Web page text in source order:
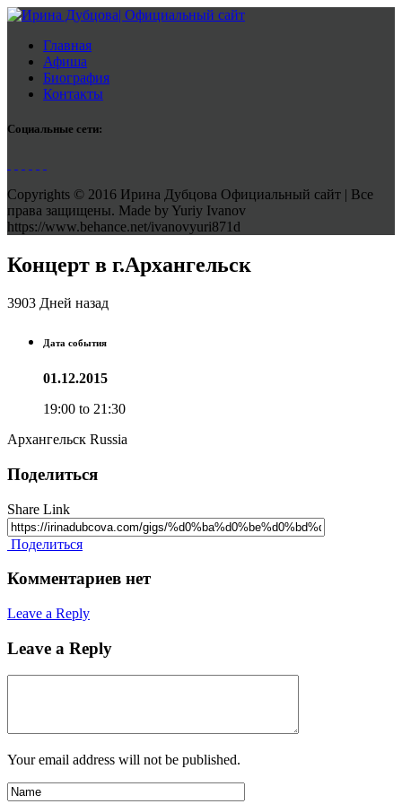
Главная
Афиша
Биография
Контакты
Социальные сети:
Copyrights © 2016 Ирина Дубцова Официальный сайт | Все
права защищены. Made by Yuriy Ivanov
https://www.behance.net/ivanovyuri871d
Концерт в г.Архангельск
3903 Дней назад
Дата события
01.12.2015
19:00 to 21:30
Архангельск Russia
Поделиться
Share Link
Поделиться
Комментариев нет
Leave a Reply
Leave a Reply
Your email address will not be published.